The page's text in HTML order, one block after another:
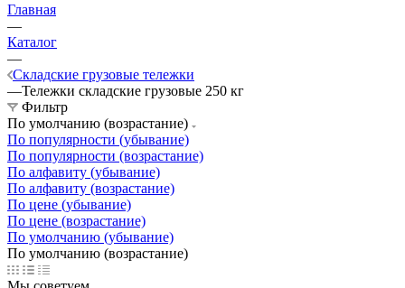
Главная
—
Каталог
—
Складские грузовые тележки
—Тележки складские грузовые 250 кг
Фильтр
По умолчанию (возрастание)
По популярности (убывание)
По популярности (возрастание)
По алфавиту (убывание)
По алфавиту (возрастание)
По цене (убывание)
По цене (возрастание)
По умолчанию (убывание)
По умолчанию (возрастание)